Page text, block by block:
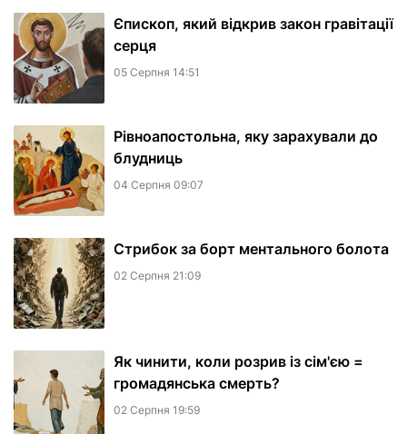
Єпископ, який відкрив закон гравітації
серця
05 Серпня 14:51
Рівноапостольна, яку зарахували до
блудниць
04 Серпня 09:07
​Стрибок за борт ментального болота
02 Серпня 21:09
Як чинити, коли розрив із сім'єю =
громадянська смерть?
02 Серпня 19:59